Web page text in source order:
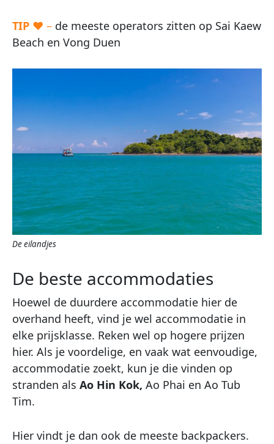
TIP ♥ – de meeste operators zitten op Sai Kaew
Beach en Vong Duen
De eilandjes
De beste accommodaties
Hoewel de duurdere accommodatie hier de
overhand heeft, vind je wel accommodatie in
elke prijsklasse. Reken wel op hogere prijzen
hier. Als je voordelige, en vaak wat eenvoudige,
accommodatie zoekt, kun je die vinden op
stranden als Ao Hin Kok, Ao Phai en Ao Tub
Tim.
Hier vindt je dan ook de meeste backpackers.